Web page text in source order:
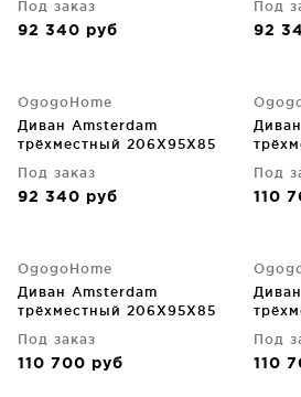
Под заказ
92 340 руб
Под
92
OgogoHome
Диван Amsterdam
трёхместный 206X95X85
Под заказ
92 340 руб
Под
110
OgogoHome
Диван Amsterdam
трёхместный 206X95X85
Под заказ
110 700 руб
Под
110